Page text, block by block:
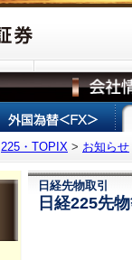
225・TOPIX > お知らせ
日経先物取引
日経225先